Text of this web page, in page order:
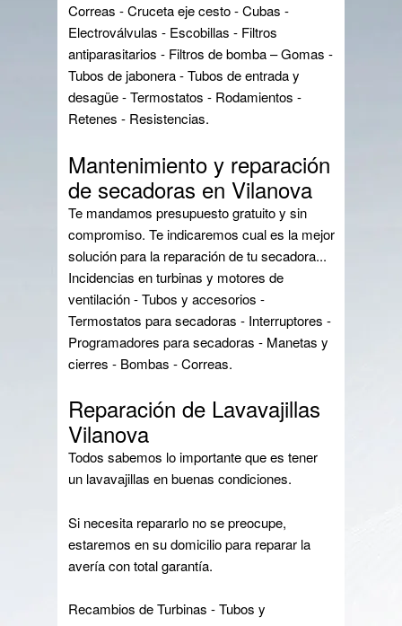
Correas - Cruceta eje cesto - Cubas -
Electroválvulas - Escobillas - Filtros
antiparasitarios - Filtros de bomba – Gomas -
Tubos de jabonera - Tubos de entrada y
desagüe - Termostatos - Rodamientos -
Retenes - Resistencias.
Mantenimiento y reparación
de secadoras en Vilanova
Te mandamos presupuesto gratuito y sin
compromiso. Te indicaremos cual es la mejor
solución para la reparación de tu secadora...
Incidencias en turbinas y motores de
ventilación - Tubos y accesorios -
Termostatos para secadoras - Interruptores -
Programadores para secadoras - Manetas y
cierres - Bombas - Correas.
Reparación de Lavavajillas
Vilanova
Todos sabemos lo importante que es tener
un lavavajillas en buenas condiciones.
Si necesita repararlo no se preocupe,
estaremos en su domicilio para reparar la
avería con total garantía.
Recambios de Turbinas - Tubos y